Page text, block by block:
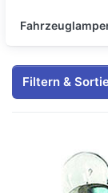
Filtern &